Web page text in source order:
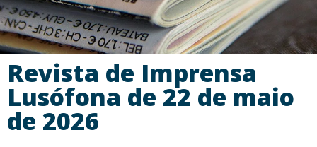
Revista de Imprensa
Lusófona de 22 de maio
de 2026